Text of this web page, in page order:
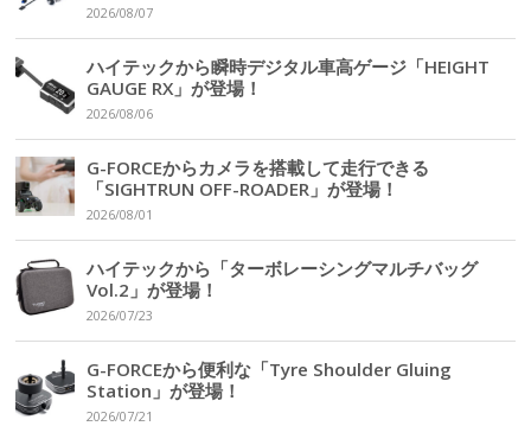
2026/08/07
ハイテックから瞬時デジタル車高ゲージ「HEIGHT
GAUGE RX」が登場！
2026/08/06
G-FORCEからカメラを搭載して走行できる
「SIGHTRUN OFF-ROADER」が登場！
2026/08/01
ハイテックから「ターボレーシングマルチバッグ
Vol.2」が登場！
2026/07/23
G-FORCEから便利な「Tyre Shoulder Gluing
Station」が登場！
2026/07/21